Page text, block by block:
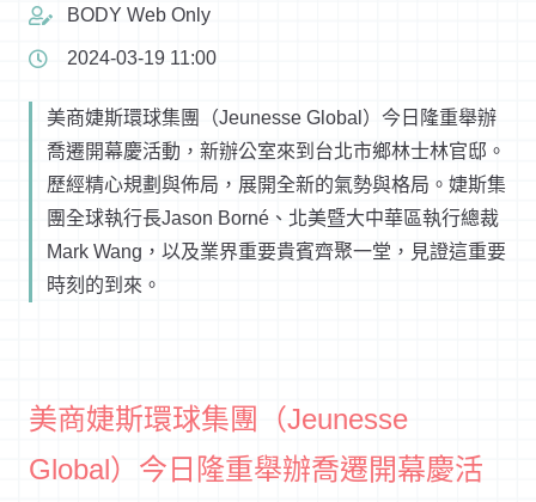
BODY Web Only
2024-03-19 11:00
美商婕斯環球集團（Jeunesse Global）今日隆重舉辦
喬遷開幕慶活動，新辦公室來到台北市鄉林士林官邸。
歷經精心規劃與佈局，展開全新的氣勢與格局。婕斯集
團全球執行長Jason Borné、北美暨大中華區執行總裁
Mark Wang，以及業界重要貴賓齊聚一堂，見證這重要
時刻的到來。
美商婕斯環球集團（Jeunesse
Global）今日隆重舉辦喬遷開幕慶活